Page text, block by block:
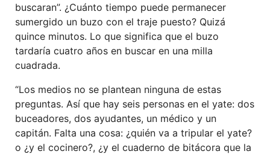
buscaran”. ¿Cuánto tiempo puede permanecer
sumergido un buzo con el traje puesto? Quizá
quince minutos. Lo que significa que el buzo
tardaría cuatro años en buscar en una milla
cuadrada.
“Los medios no se plantean ninguna de estas
preguntas. Así que hay seis personas en el yate: dos
buceadores, dos ayudantes, un médico y un
capitán. Falta una cosa: ¿quién va a tripular el yate?
o ¿y el cocinero?, ¿y el cuaderno de bitácora que la